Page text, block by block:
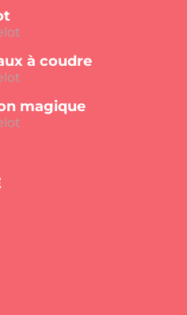
à coudre
magique